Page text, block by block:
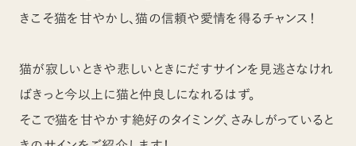
きこそ猫を甘やかし、猫の信頼や愛情を得るチャンス！
猫が寂しいときや悲しいときにだすサインを見逃さなけれ
ばきっと今以上に猫と仲良しになれるはず。
そこで猫を甘やかす絶好のタイミング、さみしがっていると